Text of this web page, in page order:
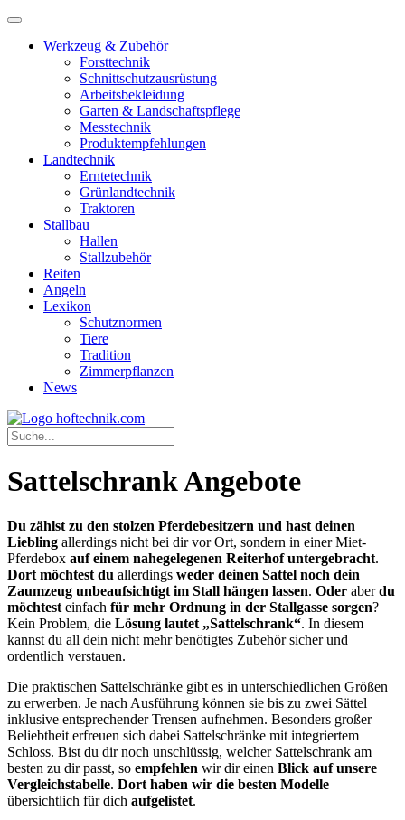
Werkzeug & Zubehör
Forsttechnik
Schnittschutzausrüstung
Arbeitsbekleidung
Garten & Landschaftspflege
Messtechnik
Produktempfehlungen
Landtechnik
Erntetechnik
Grünlandtechnik
Traktoren
Stallbau
Hallen
Stallzubehör
Reiten
Angeln
Lexikon
Schutznormen
Tiere
Tradition
Zimmerpflanzen
News
Sattelschrank Angebote
Du zählst zu den stolzen Pferdebesitzern und hast deinen
Liebling allerdings nicht bei dir vor Ort, sondern in einer Miet-
Pferdebox auf einem nahegelegenen Reiterhof untergebracht.
Dort möchtest du allerdings weder deinen Sattel noch dein
Zaumzeug unbeaufsichtigt im Stall hängen lassen. Oder aberdu
möchtest einfach für mehr Ordnung in der Stallgasse sorgen?
Kein Problem, die Lösung lautet „Sattelschrank“. In diesem
kannst du all dein nicht mehr benötigtes Zubehör sicher und
ordentlich verstauen.
Die praktischen Sattelschränke gibt es in unterschiedlichen Größen
zu erwerben. Je nach Ausführung können sie bis zu zwei Sättel
inklusive entsprechender Trensen aufnehmen. Besonders großer
Beliebtheit erfreuen sich dabei Sattelschränke mit integriertem
Schloss. Bist du dir noch unschlüssig, welcher Sattelschrank am
besten zu dir passt, so empfehlen wir dir einen Blick auf unsere
Vergleichstabelle. Dort haben wir die besten Modelle
übersichtlich für dich aufgelistet.